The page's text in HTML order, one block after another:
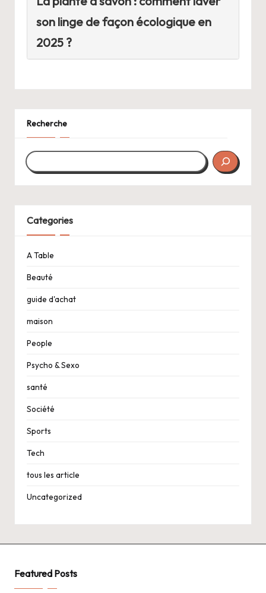
son linge de façon écologique en
2025 ?
Recherche
Categories
A Table
Beauté
guide d'achat
maison
People
Psycho & Sexo
santé
Société
Sports
Tech
tous les article
Uncategorized
Featured Posts